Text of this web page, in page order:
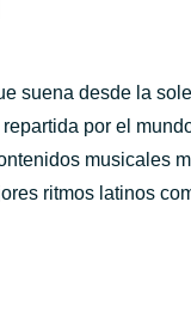
suena desde la
por el
musicales
ritmos latinos